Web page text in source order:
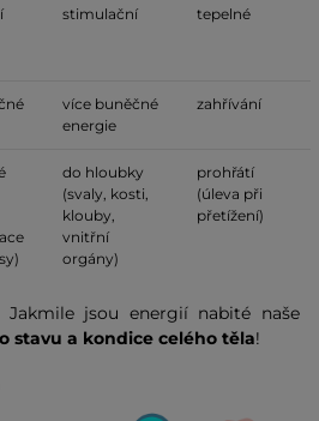
stimulační tepelné
více buněčné
energie
zahřívání
do hloubky
(svaly, kosti,
klouby,
vnitřní
orgány)
prohřátí
(úleva při
přetížení)
jsou energií nabité naše
stavu a kondice celého těla!